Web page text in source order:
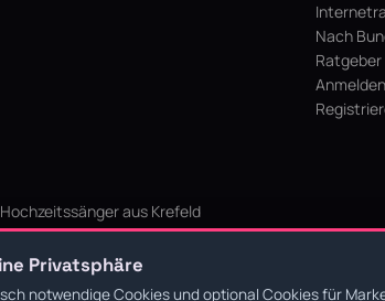
Nach
Ratgeber
Anmelden
aus Krefeld
aus Krefeld für den Niederrhein
Privatsphäre
notwendige Cookies und optional Cookies für